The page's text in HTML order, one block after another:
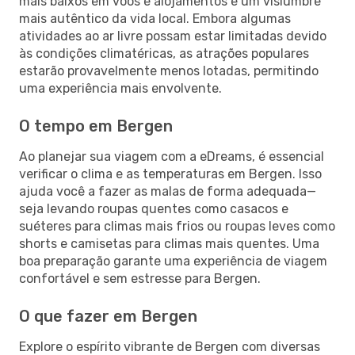
mais autêntico da vida local. Embora algumas
atividades ao ar livre possam estar limitadas devido
às condições climatéricas, as atrações populares
estarão provavelmente menos lotadas, permitindo
uma experiência mais envolvente.
O tempo em Bergen
Ao planejar sua viagem com a eDreams, é essencial
verificar o clima e as temperaturas em Bergen. Isso
ajuda você a fazer as malas de forma adequada—
seja levando roupas quentes como casacos e
suéteres para climas mais frios ou roupas leves como
shorts e camisetas para climas mais quentes. Uma
boa preparação garante uma experiência de viagem
confortável e sem estresse para Bergen.
O que fazer em Bergen
Explore o espírito vibrante de Bergen com diversas